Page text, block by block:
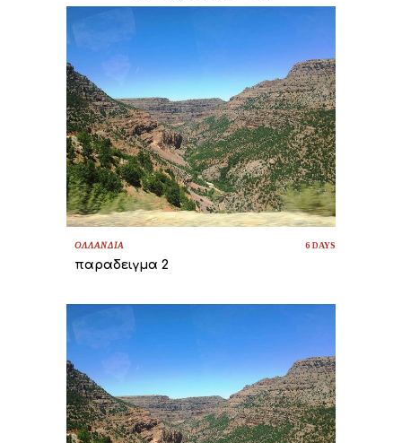
ΟΛΛΑΝΔΙΑ
παραδειγμα 2
6 DAYS